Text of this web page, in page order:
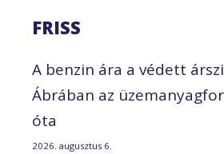
FRISS
A benzin ára a védett
Ábrában az
óta
2026. augusztus 6.